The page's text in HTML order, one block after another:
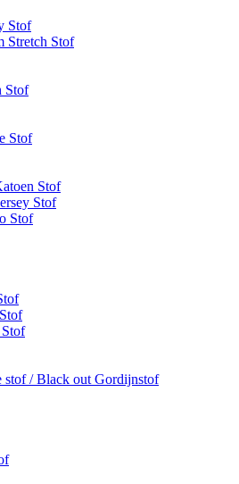
Stof
Stretch Stof
Stof
Stof
Stof
Stof
Stof
stof / Black out Gordijnstof